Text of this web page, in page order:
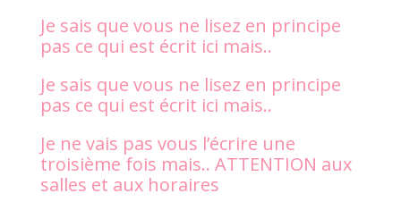
Je sais que vous ne lisez en principe
pas ce qui est écrit ici mais..
Je sais que vous ne lisez en principe
pas ce qui est écrit ici mais..
Je ne vais pas vous l’écrire une
troisième fois mais.. ATTENTION aux
salles et aux horaires